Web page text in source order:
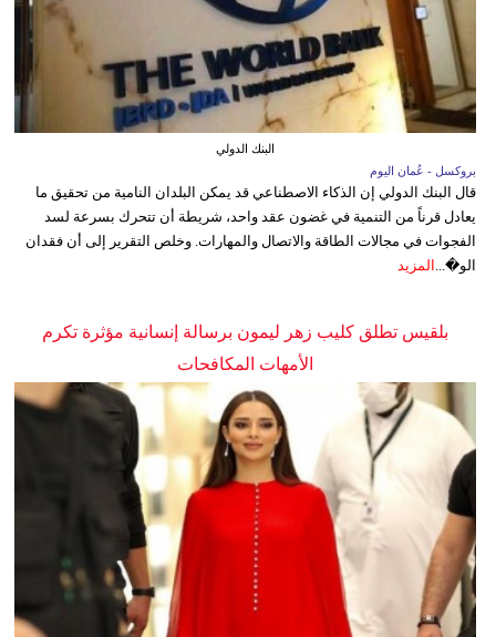
البنك الدولي
بروكسل - عُمان اليوم
قال البنك الدولي إن الذكاء الاصطناعي قد يمكن البلدان النامية من تحقيق ما
يعادل قرناً من التنمية في غضون عقد واحد، شريطة أن تتحرك بسرعة لسد
الفجوات في مجالات الطاقة والاتصال والمهارات. وخلص التقرير إلى أن فقدان
الو�... المزيد
بلقيس تطلق كليب زهر ليمون برسالة إنسانية مؤثرة تكرم
الأمهات المكافحات